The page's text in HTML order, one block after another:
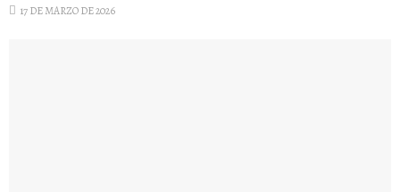
17 DE MARZO DE 2026